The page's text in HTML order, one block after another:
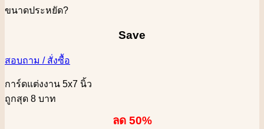
ขนาดประหยัด?
Save
สอบถาม / สั่งซื้อ
การ์ดแต่งงาน 5x7 นิ้ว
ถูกสุด 8 บาท
ลด 50%